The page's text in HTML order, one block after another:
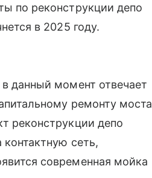
по реконструкции депо
в 2025 году.
данный момент отвечает
ремонту моста
реконструкции депо
сеть,
современная мойка